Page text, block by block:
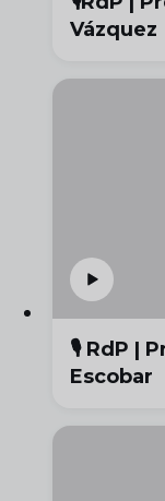
Vázquez
🎙️ RdP |
Escobar